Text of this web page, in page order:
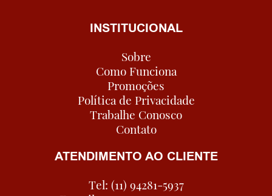
INSTITUCIONAL
Sobre
Como Funciona
Promoções
Política de Privacidade
Trabalhe Conosco
Contato
ATENDIMENTO AO CLIENTE
Tel: (11) 94281-5937